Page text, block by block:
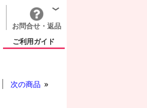
お問合せ・返品
ご利用ガイド
次の商品